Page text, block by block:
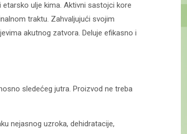
ulje kima. Aktivni sastojci kore
traktu. Zahvaljujući svojim
akutnog zatvora. Deluje efikasno i
sledećeg jutra. Proizvod ne treba
nejasnog uzroka, dehidratacije,